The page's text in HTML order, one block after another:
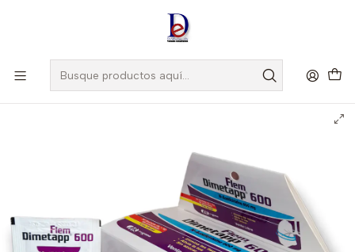
, Si eres nuevo regístrate
DIMETAPP 600 MG X 30 SBS -N-ACETILCISTEINA-AH-ROBINS-
CUM- LOTE 10222- VTO FEB 24 UBI 13-D